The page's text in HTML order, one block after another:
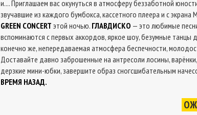
и.... Приглашаем вас окунуться в атмосферу беззаботной
звучавшие из каждого бумбокса, кассетного плеера и с экрана
GREEN CONCERT этой ночью. ГЛАВДИСКО— это любимые
вспоминаются с первых аккордов, яркое шоу, безумные танцы
конечно же, непередаваемая атмосфера беспечности,
Доставайте давно заброшенные на антресоли лосины,
дерзкие мини-юбки, завершите образ сногсшибательным
ВРЕМЯ НАЗАД.